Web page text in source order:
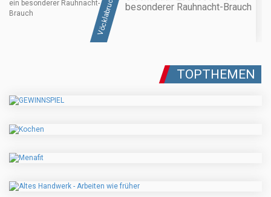
Vöcklabruck
besonderer Rauhnacht-Brauch
TOPTHEMEN